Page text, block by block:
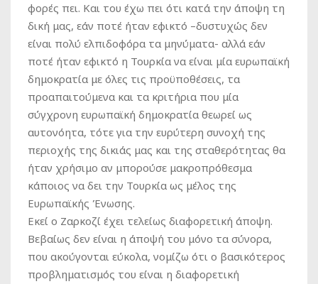
φορές πει. Και του έχω πει ότι κατά την άποψη τη
δική μας, εάν ποτέ ήταν εφικτό –δυστυχώς δεν
είναι πολύ ελπιδοφόρα τα μηνύματα- αλλά εάν
ποτέ ήταν εφικτό η Τουρκία να είναι μία ευρωπαϊκή
δημοκρατία με όλες τις προϋποθέσεις, τα
προαπαιτούμενα και τα κριτήρια που μία
σύγχρονη ευρωπαϊκή δημοκρατία θεωρεί ως
αυτονόητα, τότε για την ευρύτερη συνοχή της
περιοχής της δικιάς μας και της σταθερότητας θα
ήταν χρήσιμο αν μπορούσε μακροπρόθεσμα
κάποιος να δει την Τουρκία ως μέλος της
Ευρωπαϊκής Ένωσης.
Εκεί ο Ζαρκοζί έχει τελείως διαφορετική άποψη.
Βεβαίως δεν είναι η άποψή του μόνο τα σύνορα,
που ακούγονται εύκολα, νομίζω ότι ο βασικότερος
προβληματισμός του είναι η διαφορετική